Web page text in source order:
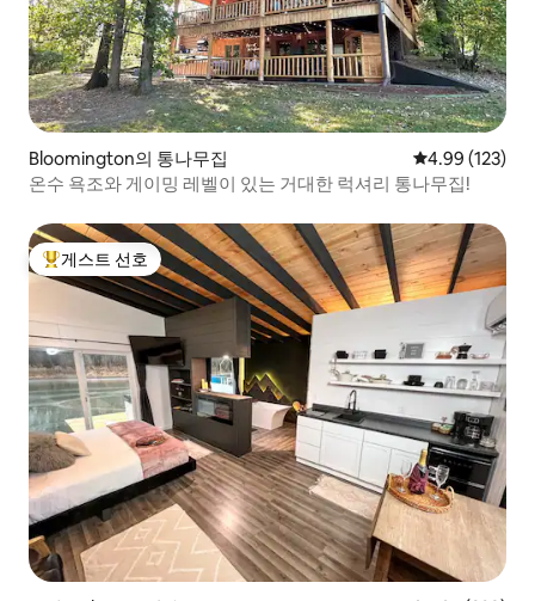
Bloomington의 통나무집 평점 4.99점(5
4.99 (123)
온수 욕조와 게이밍 레벨이 있는 거대한 럭셔리 통나무집!
상위 게스트 선호
게스트 선호